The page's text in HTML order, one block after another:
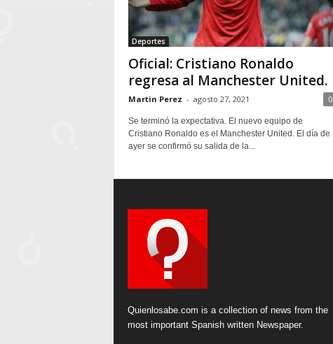
Deportes
Oficial: Cristiano Ronaldo
regresa al Manchester United.
Martin Perez - agosto 27, 2021 0
Se terminó la expectativa. El nuevo equipo de
Cristiano Ronaldo es el Manchester United. El día de
ayer se confirmó su salida de la...
Quienlosabe.com is a collection of news from the
most important Spanish written Newspaper.